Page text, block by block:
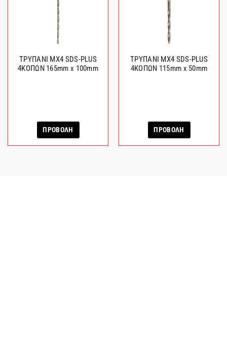
ΤΡΥΠΑΝΙ MX4 SDS-PLUS
4ΚΟΠΩΝ 165mm x 100mm
ΠΡΟΒΟΛΗ
ΤΡΥΠΑΝΙ MX4 SDS-PLUS
4ΚΟΠΩΝ 115mm x 50mm
ΠΡΟΒΟΛΗ